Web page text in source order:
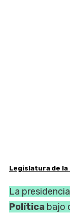
Legislatura de la
La
Política bajo